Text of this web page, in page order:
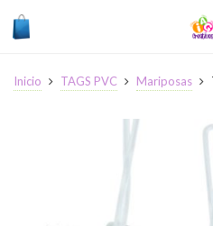
Inicio TAGS PVC Mariposas